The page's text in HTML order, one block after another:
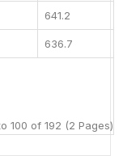
641.2
636.7
100 of 192 (2 Pages)